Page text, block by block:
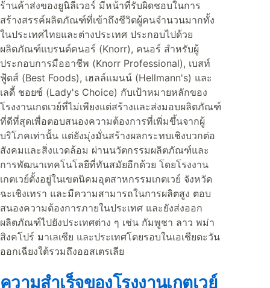
ร้านค้าส่งของยูนิลีเวอร์ มีหน้าที่รับผิดชอบในการ
สร้างสรรค์ผลิตภัณฑ์ที่เข้าถึงชีวิตผู้คนจำนวนมากทั้ง
ในประเทศไทยและต่างประเทศ ประกอบไปด้วย
ผลิตภัณฑ์แบรนด์คนอร์ (Knorr), คนอร์ สำหรับผู้
ประกอบการมืออาชีพ (Knorr Professional), เบสท์
ฟู้ดส์ (Best Foods), เฮลล์แมนน์ (Hellmann's) และ
เลดี้ ชอยซ์ (Lady's Choice) กับเป้าหมายหลักของ
โรงงานเกตเวย์ที่ไม่เพียงแต่สร้างและส่งมอบผลิตภัณฑ์
ที่ดีที่สุดเพื่อตอบสนองความต้องการที่เพิ่มขึ้นจากผู้
บริโภคเท่านั้น แต่ยังมุ่งมั่นสร้างผลกระทบเชิงบวกต่อ
สังคมและสิ่งแวดล้อม ผ่านนวัตกรรมผลิตภัณฑ์และ
การพัฒนาเทคโนโลยีที่ทันสมัยอีกด้วย โดยโรงงาน
เกตเวย์ตั้งอยู่ในเขตนิคมอุตสาหกรรมเกตเวย์ จังหวัด
ฉะเชิงเทรา และมีความสามารถในการผลิตสูง ตอบ
สนองความต้องการภายในประเทศ และยังส่งออก
ผลิตภัณฑ์ไปยังประเทศต่าง ๆ เช่น กัมพูชา ลาว พม่า
สิงคโปร์ มาเลเซีย และประเทศโดยรอบในเอเชียตะวัน
ออกเฉียงใต้รวมถึงออสเตรเลีย
ความสำเร็จของโรงงานเกตเวย์